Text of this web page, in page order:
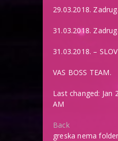
29.03.2018.
31.03.2018.
31.03.2018. –
VAS BOSS TEAM.
Last changed: Jan
AM
Back
greska nema